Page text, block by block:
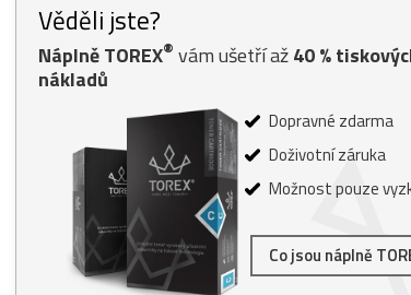
Věděli jste?
Náplně TOREX® vám ušetří až40%
nákladů
Dopravné zdarma
Doživotní záruka
Možnost pouze
Co jsou náplně